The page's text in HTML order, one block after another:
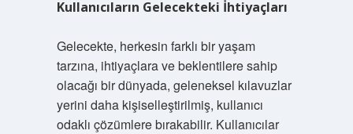
Kullanıcıların Gelecekteki İhtiyaçları
Gelecekte, herkesin farklı bir yaşam
tarzına, ihtiyaçlara ve beklentilere sahip
olacağı bir dünyada, geleneksel kılavuzlar
yerini daha kişiselleştirilmiş, kullanıcı
odaklı çözümlere bırakabilir. Kullanıcılar